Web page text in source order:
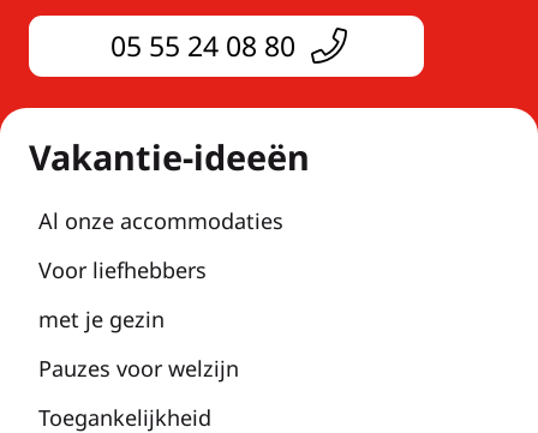
05 55 24 08 80
Vakantie-ideeën
Al onze accommodaties
Voor liefhebbers
met je gezin
Pauzes voor welzijn
Toegankelijkheid